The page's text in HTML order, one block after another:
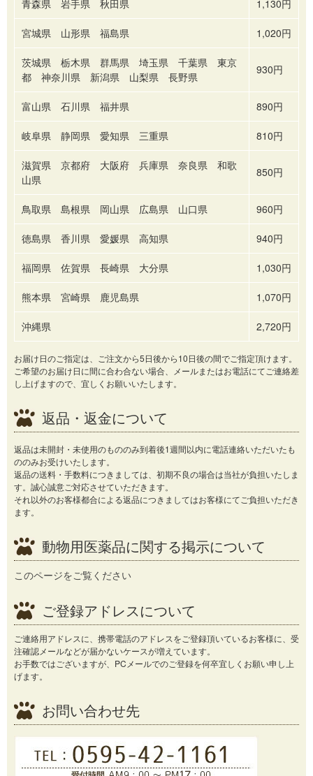
青森県 岩手県 秋田県 1,130円
宮城県 山形県 福島県 1,020円
茨城県 栃木県 群馬県 埼玉県 千葉県 東京
都 神奈川県 新潟県 山梨県 長野県
930円
富山県 石川県 福井県 890円
岐阜県 静岡県 愛知県 三重県 810円
滋賀県 京都府 大阪府 兵庫県 奈良県 和歌
山県
850円
鳥取県 島根県 岡山県 広島県 山口県 960円
徳島県 香川県 愛媛県 高知県 940円
福岡県 佐賀県 長崎県 大分県 1,030円
熊本県 宮崎県 鹿児島県 1,070円
沖縄県 2,720円
お届け日のご指定は、ご注文から5日後から10日後の間でご指定頂けます。
ご希望のお届け日に間に合わ合ない場合、メールまたはお電話にてご連絡差
し上げますので、宜しくお願いいたします。
返品・返金について
返品は未開封・未使用のもののみ到着後1週間以内に電話連絡いただいたも
ののみお受けいたします。
返品の送料・手数料につきましては、初期不良の場合は当社が負担いたしま
す。誠心誠意ご対応させていただきます。
それ以外のお客様都合による返品につきましてはお客様にてご負担いただき
ます。
動物用医薬品に関する掲示について
このページをご覧ください
ご登録アドレスについて
ご連絡用アドレスに、携帯電話のアドレスをご登録頂いているお客様に、受
注確認メールなどが届かないケースが増えています。
お手数ではございますが、PCメールでのご登録を何卒宜しくお願い申し上
げます。
お問い合わせ先